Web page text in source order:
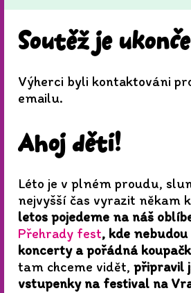
Soutěž je
Výherci byli kontaktováni
emailu.
Ahoj děti!
Léto je v plném proudu,
nejvyšší čas vyrazit někam
letos pojedeme na náš
Přehrady fest, kde
koncerty a pořádná
tam chceme vidět, připravil
vstupenky na festival na